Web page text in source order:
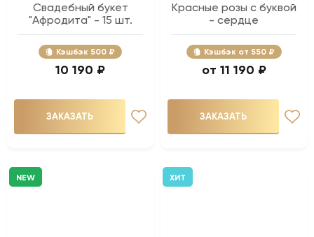
Свадебный букет
"Афродита" - 15 шт.
Кэшбэк 500 ₽
10 190 ₽
ЗАКАЗАТЬ
Красные розы с буквой
- сердце
Кэшбэк 550 ₽
11 190 ₽
ЗАКАЗАТЬ
NEW ХИТ